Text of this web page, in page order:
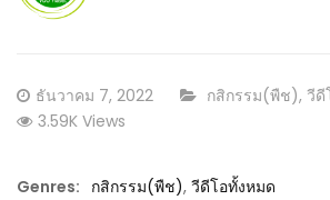
Posted
on
ธันวาคม 7, 2022 CATEGORY:
กสิกรรม(พืช), วีดี
3.59K Views
Genres: กสิกรรม(พืช), วีดีโอทั้งหมด